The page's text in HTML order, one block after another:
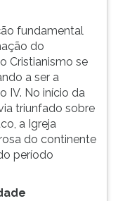
fundamental
do
Cristianismo se
a ser a
IV. No início da
triunfado sobre
a Igreja
do continente
período